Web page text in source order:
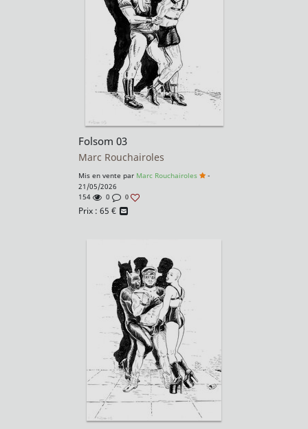
Folsom 03
Marc Rouchairoles
Mis en vente par Marc Rouchairoles
-
21/05/2026
154
0 0
Prix : 65 €